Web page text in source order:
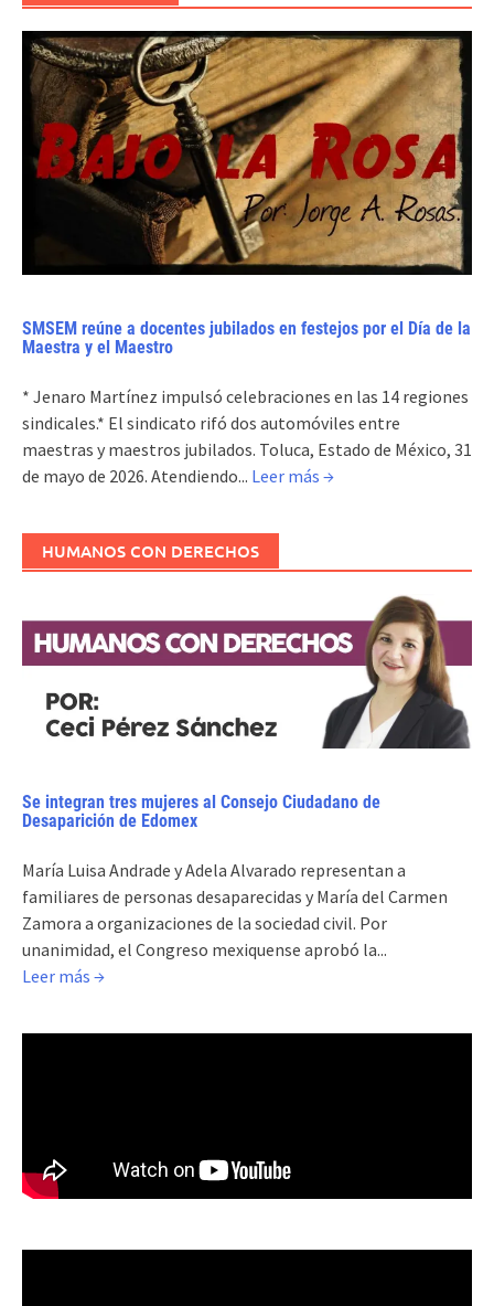
SMSEM reúne a docentes jubilados en festejos por el Día de la
Maestra y el Maestro
* Jenaro Martínez impulsó celebraciones en las 14 regiones
sindicales.* El sindicato rifó dos automóviles entre
maestras y maestros jubilados. Toluca, Estado de México, 31
de mayo de 2026. Atendiendo... Leer más →
HUMANOS CON DERECHOS
Se integran tres mujeres al Consejo Ciudadano de
Desaparición de Edomex
María Luisa Andrade y Adela Alvarado representan a
familiares de personas desaparecidas y María del Carmen
Zamora a organizaciones de la sociedad civil. Por
unanimidad, el Congreso mexiquense aprobó la...
Leer más →